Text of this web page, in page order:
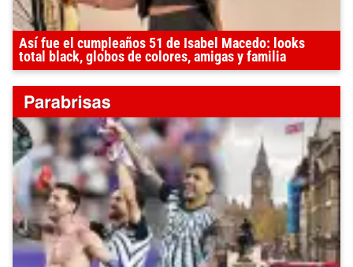
Así fue el cumpleaños 51 de Isabel Macedo: looks
total black, globos de colores, amigas y familia